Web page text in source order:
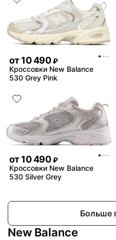
от10 490 ₽
Кроссовки New Balance
530 Grey Pink
от10 490 ₽
Кроссовки New Balance
530 Silver Grey
Больше
New Balance